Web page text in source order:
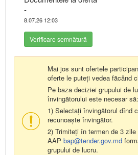
-
8.07.26 12:03
Verificare semnătură
Mai jos sunt ofertele
oferte le puteți vedea făcând
Pe baza deciziei grupului de
învingătorului este necesar să:
1) Selectați învingătorul dînd
recunoaște învingător.
2) Trimiteți în termen de 3
AAP bap@tender.gov.md
grupului de lucru.